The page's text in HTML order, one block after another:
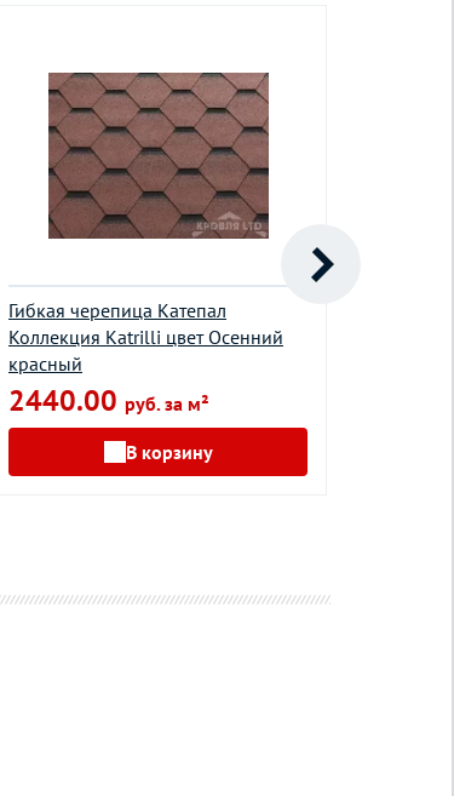
Гибкая черепица Катепал
Коллекция Katrilli цвет Осенний
красный
2440.00 руб. за м²
В корзину